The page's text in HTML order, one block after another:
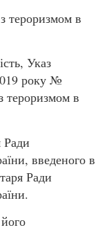
тероризмом в
Указ
року №
тероризмом в
Ради
введеного в
Ради